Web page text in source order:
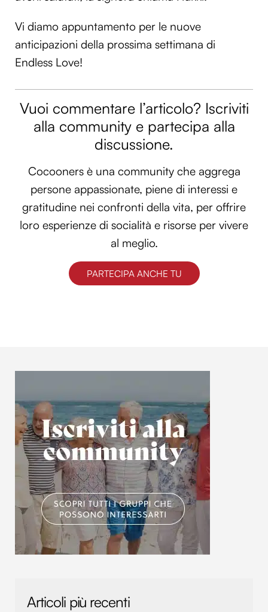
Vi diamo appuntamento per le nuove
anticipazioni della prossima settimana di
Endless Love!
Vuoi commentare l’articolo? Iscriviti
alla community e partecipa alla
discussione.
Cocooners è una community che aggrega
persone appassionate, piene di interessi e
gratitudine nei confronti della vita, per offrire
loro esperienze di socialità e risorse per vivere
al meglio.
PARTECIPA ANCHE TU
Articoli più recenti